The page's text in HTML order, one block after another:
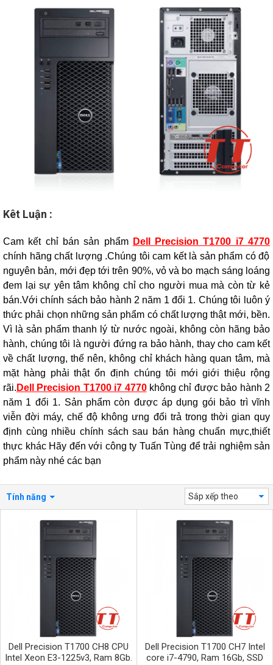
Kêt Luận :
Cam kết chỉ bán sản phẩm Dell Precision T1700 i7 4770
chính hãng chất lượng .Chúng tôi cam kết là sản phẩm có độ
nguyên bản, mới đẹp tới trên 90%, vỏ và bo mạch sáng loáng
đem lại sự yên tâm không chỉ cho người mua mà còn từ kẻ
bán.Với chính sách bảo hành 2 năm 1 đổi 1. Chúng tôi luôn ý
thức phải chọn những sản phẩm có chất lượng thật mới, bền.
Vì là sản phẩm thanh lý từ nước ngoài, không còn hãng bảo
hành, chúng tôi là người đứng ra bảo hành, thay cho cam kết
về chất lượng, thế nên, không chỉ khách hàng quan tâm, mà
mặt hàng phải thật ổn định chúng tôi mới giới thiệu rộng
rãi. Dell Precision T1700 i7 4770không chỉ được bảo hành 2
năm 1 đổi 1. Sản phẩm còn được áp dụng gói bảo trì vĩnh
viễn đời máy, chế độ không ưng đổi trả trong thời gian quy
định cùng nhiều chính sách sau bán hàng chuẩn mực,thiết
thực khác Hãy đến với công ty Tuấn Tùng để trải nghiệm sản
phẩm này nhé các bạn
Sắp xếp theo
Tính năng
Dell Precision T1700 CH8 CPU
Intel Xeon E3-1225v3, Ram 8Gb.
Dell Precision T1700 CH7 Intel
core i7-4790, Ram 16Gb, SSD